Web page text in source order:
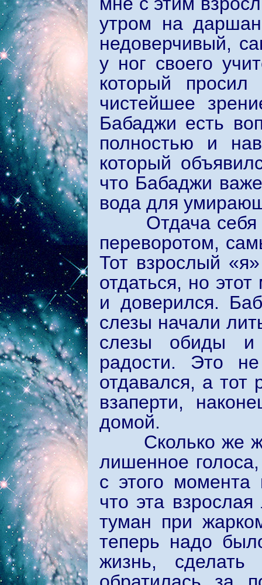
утром на
недоверчивый,
у ног своего
который
чистейшее
Бабаджи есть
полностью и
который
что Бабаджи
вода для
Отдача себя
переворотом,
Тот взрослый
отдаться, но
и доверился.
слезы начали
слезы обиды и
радости. Это
отдавался, а тот
взаперти,
домой.
Сколько же
лишенное
с этого
что эта
туман при
теперь надо
жизнь,